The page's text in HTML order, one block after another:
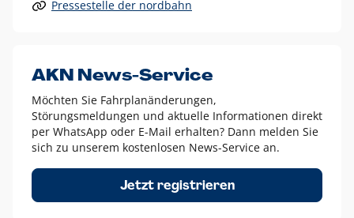
Alle anderen Logo-Varianten dürfen nur in Ausnahmefällen
Diese Ausnahmen sind zum Beispiel:
dem AKN Blau,
weißes Logo auf Fotohintergründen,
schwarzes Logo für reine Schwarz-Weiß-Umsetzungen
Um das Logo herum muss ein Schutzraum von jeweils einer
Höhe bzw. Breite des N aus AKN in alle Richtungen
Pressestelle der nordbahn
AKN News-Service
Möchten Sie Fahrplanänderungen,
Störungsmeldungen und aktuelle Informationen direkt
per WhatsApp oder E-Mail erhalten? Dann melden Sie
sich zu unserem kostenlosen News-Service an.
Jetzt registrieren